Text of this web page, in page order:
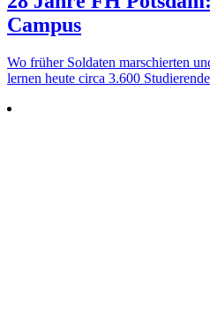
Campus
Wo früher Sol­daten mar­schierten
lernen heute circa 3.600